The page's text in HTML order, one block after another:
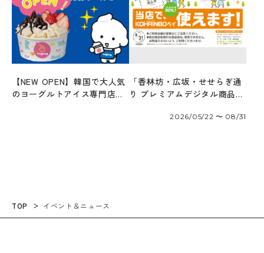
【NEW OPEN】韓国で大人気
のヨーグルトアイス専門店
「香林坊・広坂・せせらぎ通
り プレミアムデジタル商品券
2026/05/22 〜 08/31
TOP イベント＆ニュース